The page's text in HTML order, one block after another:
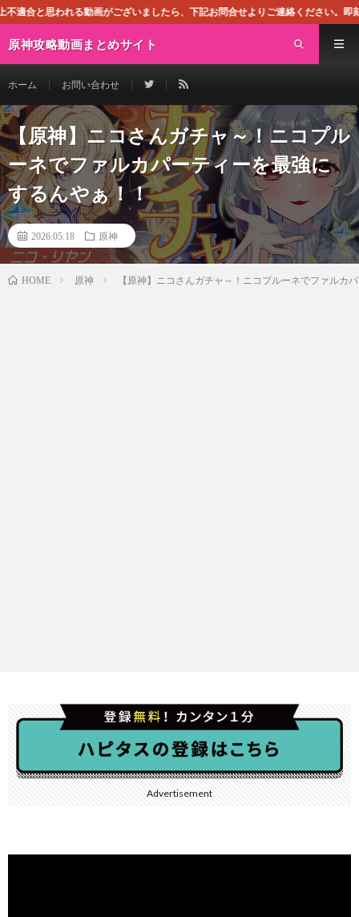
ございましたら、下記お問合せよりご連絡ください。即刻対処させて頂き
原神攻略動画まとめサイト
ホーム お問い合わせ
【原神】ニコさんガチャ～！ニコプル
ーネでファルカパーティーを最強に
するんやぁ！！
2026.05.18 原神
HOME 原神 【原神】ニコさんガチャ～！ニコプルーネでファルカ
Advertisement